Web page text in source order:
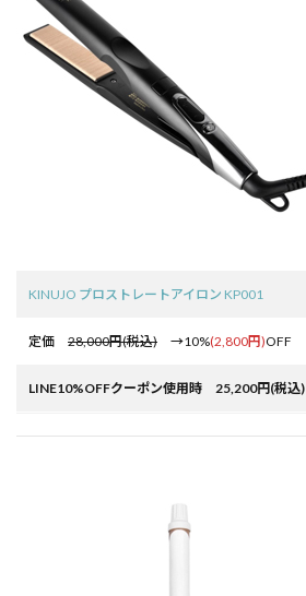
KINUJO プロストレートアイロン KP001
定価 28,000円(税込) →10%(2,800円)OFF
LINE10%OFFクーポン使用時 25,200円(税込)